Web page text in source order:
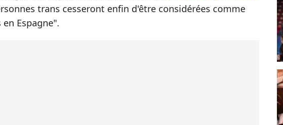
trans cesseront enfin d'être considérées comme
en Espagne".